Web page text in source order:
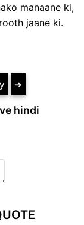
manaane ki,
jaane ki.
➔
hindi